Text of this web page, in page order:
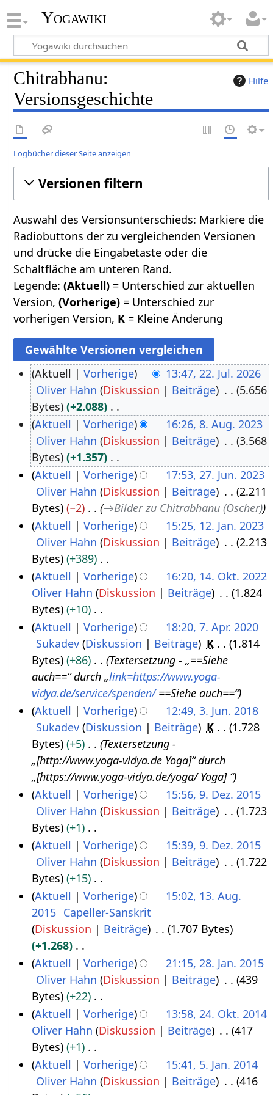
Yogawiki
Hilfe
Chitrabhanu:
Versionsgeschichte
Logbücher dieser Seite anzeigen
Versionen filtern
Auswahl des Versionsunterschieds: Markiere die
Radiobuttons der zu vergleichenden Versionen
und drücke die Eingabetaste oder die
Schaltfläche am unteren Rand.
Legende:(Aktuell) = Unterschied zur aktuellen
Version,(Vorherige) = Unterschied zur
vorherigen Version, K = Kleine Änderung
0
Aktuell Vorherige
13:47, 22. Jul. 2026
Oliver Hahn Diskussion Beiträge
5.656
Bytes
+2.088
K
e
i
n
B
e
a
r
b
e
i
t
u
n
u
a
m
m
e
n
f
a
s
u
n
g
A
u
2
3
Aktuell Vorherige
16:26, 8. Aug. 2023
Oliver Hahn Diskussion Beiträge
3.568
Bytes
+1.357
K
i
n
B
e
a
r
b
e
i
n
g
s
u
s
a
m
m
e
n
f
a
s
s
u
n
g
n
0
Aktuell Vorherige
17:53, 27. Jun. 2023
Oliver Hahn Diskussion Beiträge
2.211
Bytes
−2 →Bilder zu Chitrabhanu (Oscher)
n
0
Aktuell Vorherige
15:25, 12. Jan. 2023
Oliver Hahn Diskussion Beiträge
2.213
Bytes
+389
K
e
i
n
B
e
a
r
b
e
u
n
g
s
z
u
a
m
m
e
n
a
s
s
u
n
g
b
2
Aktuell Vorherige
16:20, 14. Okt. 2022
Oliver Hahn Diskussion Beiträge
1.824
Bytes
+10
K
i
n
e
B
a
e
t
u
n
g
s
z
u
s
a
m
m
e
n
f
a
s
2
Aktuell Vorherige
18:20, 7. Apr. 2020
Sukadev Diskussion Beiträge K
1.814
Bytes
+86
Textersetzung - „==Siehe
auch==“ durch „link=https://www.yoga-
vidya.de/service/spenden/==Siehe auch==“
n
0
Aktuell Vorherige
12:49, 3. Jun. 2018
Sukadev Diskussion Beiträge K
1.728
Bytes
+5
Textersetzung -
„[http://www.yoga-vidya.de Yoga]“ durch
„[https://www.yoga-vidya.de/yoga/ Yoga] “
D
e
1
Aktuell Vorherige
15:56, 9. Dez. 2015
Oliver Hahn Diskussion Beiträge
1.723
Bytes
+1
K
i
n
e
B
e
a
b
e
i
t
u
n
g
Aktuell Vorherige
15:39, 9. Dez. 2015
Oliver Hahn Diskussion Beiträge
1.722
Bytes
+15
K
e
i
n
e
B
e
a
r
b
e
i
t
A
u
2
Aktuell Vorherige
15:02, 13. Aug.
2015 Capeller-Sanskrit
Diskussion
Beiträge
1.707 Bytes
+1.268
K
i
n
e
B
e
a
n
Aktuell Vorherige
21:15, 28. Jan. 2015
Oliver Hahn Diskussion Beiträge
439
Bytes
+22
K
e
i
n
Aktuell Vorherige
13:58, 24. Okt. 2014
Oliver Hahn Diskussion Beiträge
417
Bytes
+1
KAktuell Vorherige
15:41, 5. Jan. 2014
Oliver Hahn Diskussion Beiträge
416